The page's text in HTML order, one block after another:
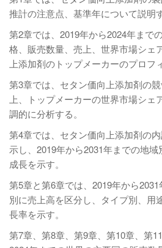
推計の注意点、基準年について説明す
第2章では、2019年から2024年まで
格、販売数量、売上、世界市場シェ
上添加剤のトップメーカーのプロフ
第3章では、セタン価向上添加剤の
上、トップメーカーの世界市場シェ
調的に分析する。
第4章では、セタン価向上添加剤の
示し、2019年から2031年までの地域
成長を示す。
第5章と第6章では、2019年から
別に売上高を区分し、タイプ別、用
長率を示す。
第7章、第8章、第9章、第10章、第